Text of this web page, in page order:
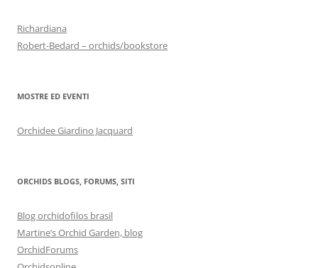
Richardiana
Robert-Bedard – orchids/bookstore
MOSTRE ED EVENTI
Orchidee Giardino Jacquard
ORCHIDS BLOGS, FORUMS, SITI
Blog orchidofilos brasil
Martine’s Orchid Garden, blog
OrchidForums